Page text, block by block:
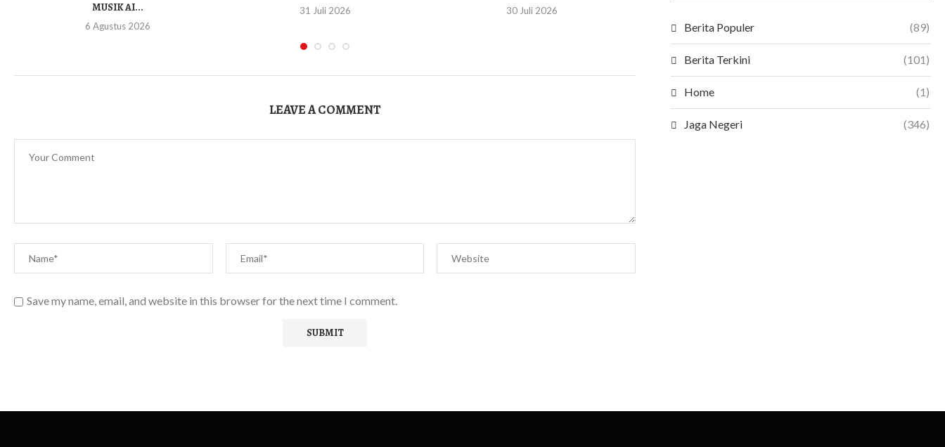
MUSIK AI...
6 Agustus 2026
31 Juli 2026 30 Juli 2026
LEAVE A COMMENT
Save my name, email, and website in this browser for the next time I comment.
Berita Populer (89)
Berita Terkini (101)
Home (1)
Jaga Negeri (346)